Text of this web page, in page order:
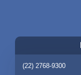
(22) 2768-9300